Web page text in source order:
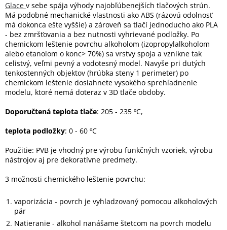
Glace v sebe spája výhody najobľúbenejších tlačových strún.
Má podobné mechanické vlastnosti ako ABS (rázovú odolnosť
má dokonca ešte vyššie) a zároveň sa tlačí jednoducho ako PLA
- bez zmršťovania a bez nutnosti vyhrievané podložky. Po
chemickom leštenie povrchu alkoholom (izopropylalkoholom
alebo etanolom o konc> 70%) sa vrstvy spoja a vznikne tak
celistvý, veľmi pevný a vodotesný model. Navyše pri dutých
tenkostenných objektov (hrúbka steny 1 perimeter) po
chemickom leštenie dosiahnete vysokého sprehľadnenie
modelu, ktoré nemá doteraz v 3D tlače obdoby.
Doporučtená teplota tlače: 205 - 235 ºC,
teplota podložky: 0 - 60 ºC
Použitie: PVB je vhodný pre výrobu funkčných vzoriek, výrobu
nástrojov aj pre dekoratívne predmety.
3 možnosti chemického leštenie povrchu:
vaporizácia - povrch je vyhladzovaný pomocou alkoholových
pár
Natieranie - alkohol nanášame štetcom na povrch modelu